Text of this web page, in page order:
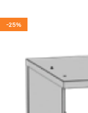
-25%